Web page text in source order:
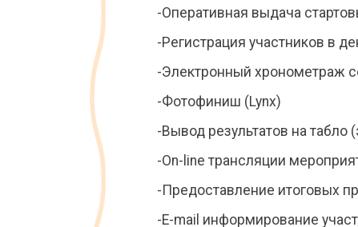
-Оперативная выдача
-Регистрация участников в
-Электронный хронометраж
-Фотофиниш (Lynx)
-Вывод результатов на табло
-On-line трансляции
-Предоставление итоговых
-E-mail информирование